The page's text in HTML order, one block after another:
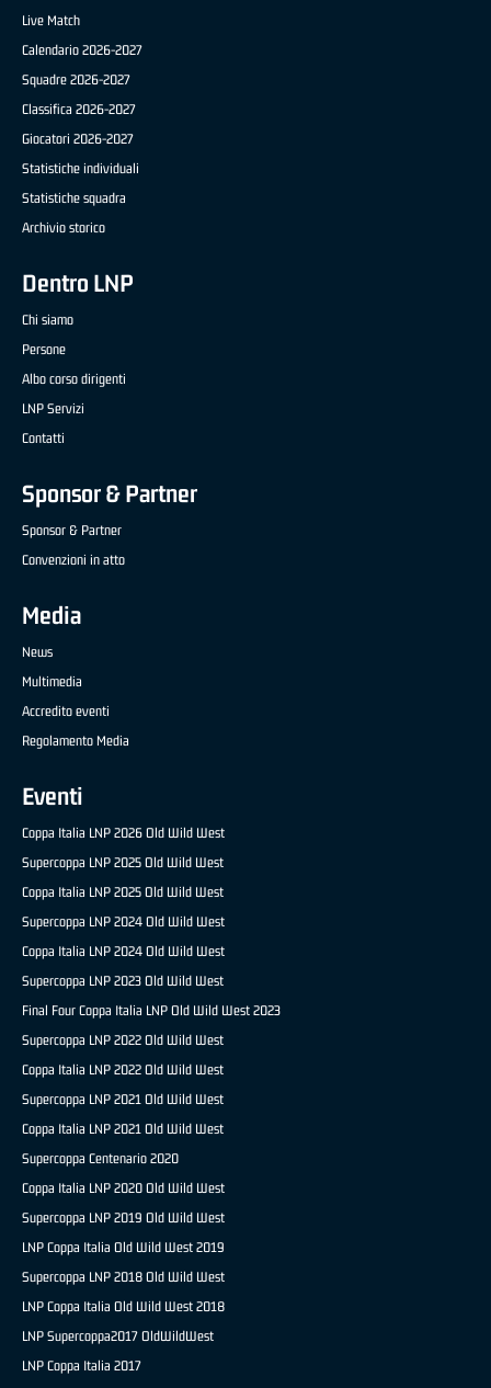
Live Match
Calendario 2026-2027
Squadre 2026-2027
Classifica 2026-2027
Giocatori 2026-2027
Statistiche individuali
Statistiche squadra
Archivio storico
Dentro LNP
Chi siamo
Persone
Albo corso dirigenti
LNP Servizi
Contatti
Sponsor & Partner
Sponsor & Partner
Convenzioni in atto
Media
News
Multimedia
Accredito eventi
Regolamento Media
Eventi
Coppa Italia LNP 2026 Old Wild West
Supercoppa LNP 2025 Old Wild West
Coppa Italia LNP 2025 Old Wild West
Supercoppa LNP 2024 Old Wild West
Coppa Italia LNP 2024 Old Wild West
Supercoppa LNP 2023 Old Wild West
Final Four Coppa Italia LNP Old Wild West 2023
Supercoppa LNP 2022 Old Wild West
Coppa Italia LNP 2022 Old Wild West
Supercoppa LNP 2021 Old Wild West
Coppa Italia LNP 2021 Old Wild West
Supercoppa Centenario 2020
Coppa Italia LNP 2020 Old Wild West
Supercoppa LNP 2019 Old Wild West
LNP Coppa Italia Old Wild West 2019
Supercoppa LNP 2018 Old Wild West
LNP Coppa Italia Old Wild West 2018
LNP Supercoppa2017 OldWildWest
LNP Coppa Italia 2017